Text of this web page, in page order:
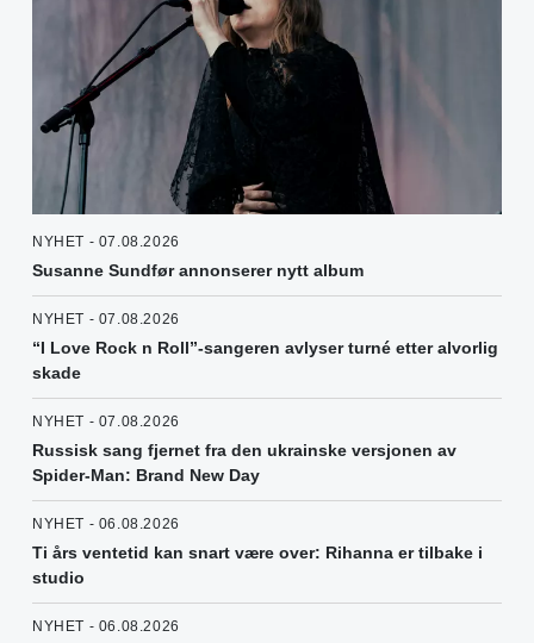
NYHET - 07.08.2026
Susanne Sundfør annonserer nytt album
NYHET - 07.08.2026
“I Love Rock n Roll”-sangeren avlyser turné etter alvorlig
skade
NYHET - 07.08.2026
Russisk sang fjernet fra den ukrainske versjonen av
Spider-Man: Brand New Day
NYHET - 06.08.2026
Ti års ventetid kan snart være over: Rihanna er tilbake i
studio
NYHET - 06.08.2026